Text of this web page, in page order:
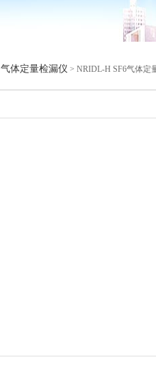
气体定量检漏仪 > NRIDL-H SF6气体定